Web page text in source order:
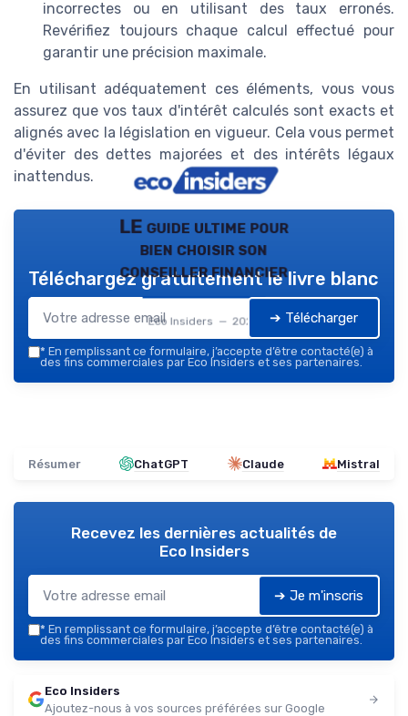
incorrectes ou en utilisant des taux erronés.
Revérifiez toujours chaque calcul effectué pour
garantir une précision maximale.
En utilisant adéquatement ces éléments, vous vous
assurez que vos taux d'intérêt calculés sont exacts et
alignés avec la législation en vigueur. Cela vous permet
d'éviter des dettes majorées et des intérêts légaux
inattendus.
LE guide ultime pour
bien choisir son
conseiller financier
Eco Insiders — 2026
Téléchargez gratuitement le livre blanc
➔ Télécharger
* En remplissant ce formulaire, j’accepte d’être contacté(e) à
des fins commerciales par Eco Insiders et ses partenaires.
Résumer ChatGPT Claude Mistral
Recevez les dernières actualités de
Eco Insiders
➔ Je m'inscris
* En remplissant ce formulaire, j’accepte d’être contacté(e) à
des fins commerciales par Eco Insiders et ses partenaires.
Eco Insiders
Ajoutez-nous à vos sources préférées sur Google